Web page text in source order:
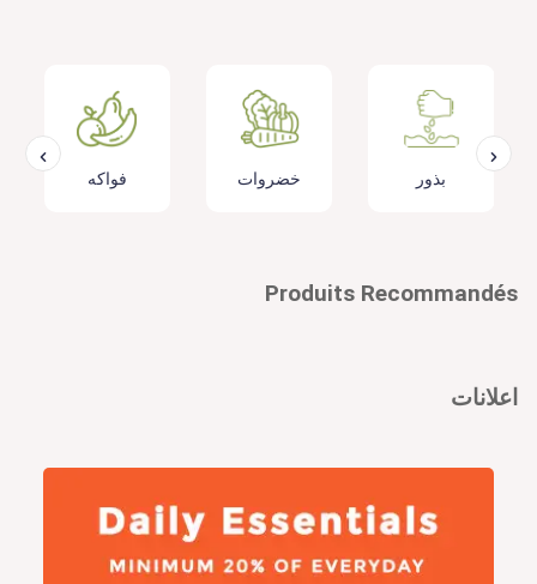
فواكه خضروات بذور
Produits Recommandés
اعلانات